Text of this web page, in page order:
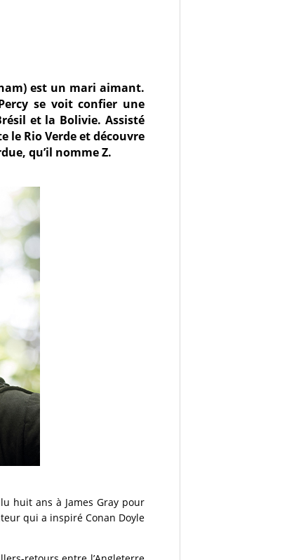
est un mari aimant.
se voit confier une
et la Bolivie. Assisté
le Rio Verde et découvre
qu’il nomme Z.
huit ans à James Gray pour
qui a inspiré Conan Doyle